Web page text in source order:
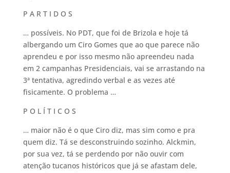
P A R T I D O S
… possíveis. No PDT, que foi de Brizola e hoje tá
albergando um Ciro Gomes que ao que parece não
aprendeu e por isso mesmo não apreendeu nada
em 2 campanhas Presidenciais, vai se arrastando na
3ª tentativa, agredindo verbal e as vezes até
fisicamente. O problema …
P O L Í T I C O S
… maior não é o que Ciro diz, mas sim como e pra
quem diz. Tá se desconstruindo sozinho. Alckmin,
por sua vez, tá se perdendo por não ouvir com
atenção tucanos históricos que já se afastam dele,